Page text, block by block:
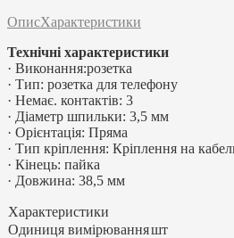
ОписХарактеристики
Технічні характеристики
· Виконання:розетка
· Тип: розетка для телефону
· Немає. контактів: 3
· Діаметр шпильки: 3,5 мм
· Орієнтація: Пряма
· Тип кріплення: Кріплення на
· Кінець: пайка
· Довжина: 38,5 мм
Характеристики
Одиниця вимірюванняшт